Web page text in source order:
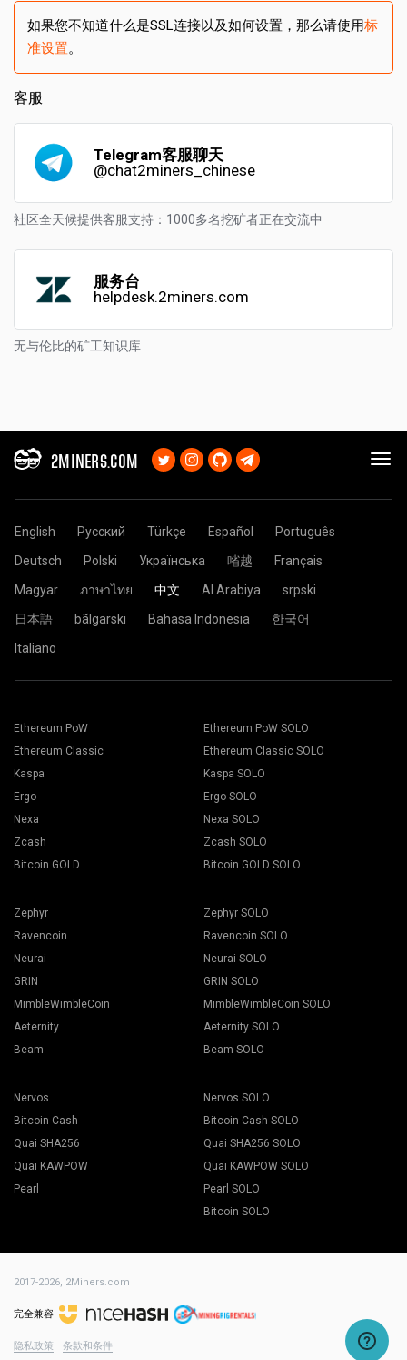
如果您不知道什么是SSL连接以及如何设置，那么请使用标
准设置。
客服
Telegram客服聊天
@chat2miners_chinese
社区全天候提供客服支持：1000多名挖矿者正在交流中
服务台
helpdesk.2miners.com
无与伦比的矿工知识库
2MINERS.COM
English Русский Türkçe Español
Português
Deutsch
Polski Українська 㗂越
Français
Magyar
ภาษาไทย 中文 Al Arabiya
srpski
日本語
bãlgarski Bahasa Indonesia
한국어
Italiano
Ethereum PoW
Ethereum Classic
Kaspa
Ergo
Nexa
Zcash
Bitcoin GOLD
Ethereum PoW SOLO
Ethereum Classic SOLO
Kaspa SOLO
Ergo SOLO
Nexa SOLO
Zcash SOLO
Bitcoin GOLD SOLO
Zephyr
Ravencoin
Neurai
GRIN
MimbleWimbleCoin
Aeternity
Beam
Zephyr SOLO
Ravencoin SOLO
Neurai SOLO
GRIN SOLO
MimbleWimbleCoin SOLO
Aeternity SOLO
Beam SOLO
Nervos
Bitcoin Cash
Quai SHA256
Quai KAWPOW
Pearl
Nervos SOLO
Bitcoin Cash SOLO
Quai SHA256 SOLO
Quai KAWPOW SOLO
Pearl SOLO
Bitcoin SOLO
2017-2026, 2Miners.com
完全兼容
隐私政策 条款和条件